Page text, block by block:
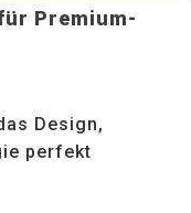
Premium-
Design,
perfekt